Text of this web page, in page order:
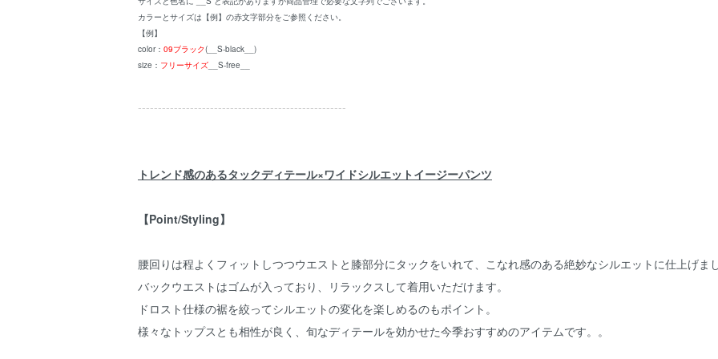
カラーとサイズは【例】の赤文字部分をご参照ください。
【例】
color： 09ブラック(__S-black__)
size： フリーサイズ __S-free__
----------------------------------------------------
トレンド感のあるタックディテール×ワイドシルエットイージーパンツ
【Point/Styling】
腰回りは程よくフィットしつつウエストと膝部分にタックをいれて、こなれ感のある絶妙なシルエットに仕上げま
バックウエストはゴムが入っており、リラックスして着用いただけます。
ドロスト仕様の裾を絞ってシルエットの変化を楽しめるのもポイント。
様々なトップスとも相性が良く、旬なディテールを効かせた今季おすすめのアイテムです。。